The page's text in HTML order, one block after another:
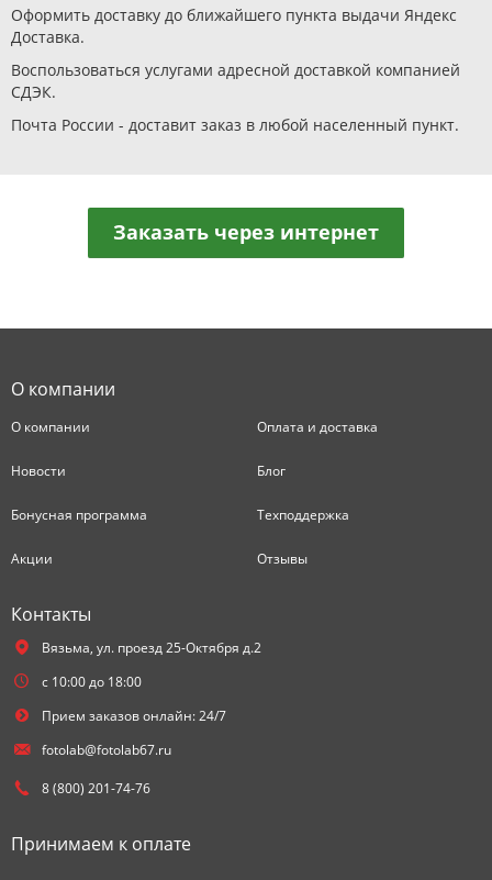
Оформить доставку до ближайшего пункта выдачи Яндекс
Доставка.
Воспользоваться услугами адресной доставкой компанией
СДЭК.
Почта России - доставит заказ в любой населенный пункт.
Заказать через интернет
О компании
О компании Оплата и доставка
Новости Блог
Бонусная программа Техподдержка
Акции Отзывы
Контакты
Вязьма, ул. проезд 25-Октября д.2
с 10:00 до 18:00
Прием заказов онлайн: 24/7
fotolab@fotolab67.ru
8 (800) 201-74-76
Принимаем к оплате